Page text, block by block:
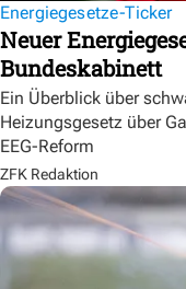
Energiegesetze-Ticker
Neuer
Bundeskabinett
Ein Überblick über
Heizungsgesetz über
EEG-Reform
ZFK Redaktion